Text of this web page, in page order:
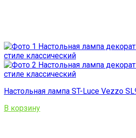
Настольная лампа ST-Luce Vezzo
В корзину